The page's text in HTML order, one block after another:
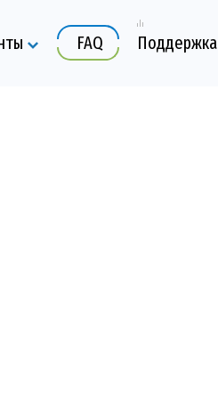
FAQ Поддержка